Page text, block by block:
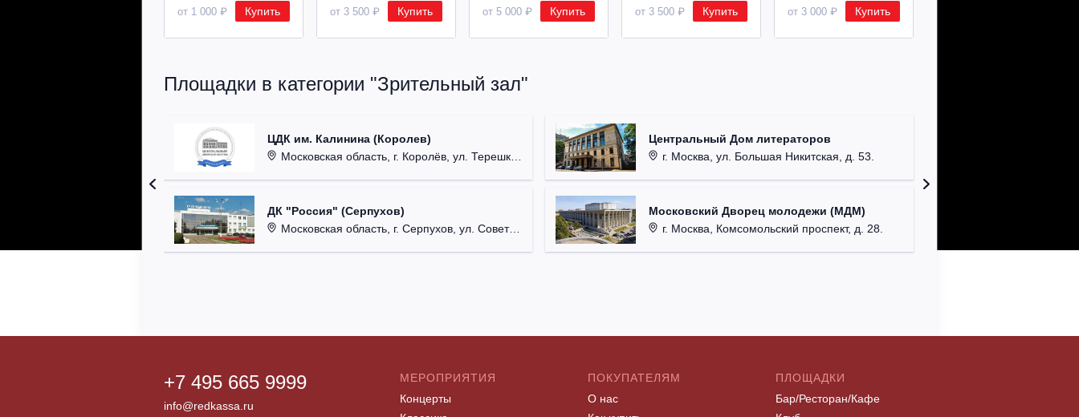
от 1 000 ₽ Купить от 3 500 ₽ Купить от 5 000 ₽ Купить от 3 500 ₽ Купить от 3 000 ₽ Купить
Площадки в категории "Зрительный зал"
ЦДК им. Калинина (Королев)
Московская область, г. Королёв, ул. Терешковой, д. 1.
ДК "Россия" (Серпухов)
Московская область, г. Серпухов, ул. Советская, д. 90.
Центральный Дом литераторов
г. Москва, ул. Большая Никитская, д. 53.
Московский Дворец молодежи (МДМ)
г. Москва, Комсомольский проспект, д. 28.
+7 495 665 9999
info@redkassa.ru
МЕРОПРИЯТИЯ
Концерты
ПОКУПАТЕЛЯМ
О нас
ПЛОЩАДКИ
Бар/Ресторан/Кафе